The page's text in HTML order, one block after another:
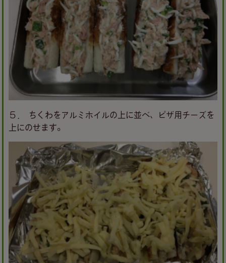
５． ちくわをアルミホイルの上に並べ、ピザ用チーズを
上にのせます。